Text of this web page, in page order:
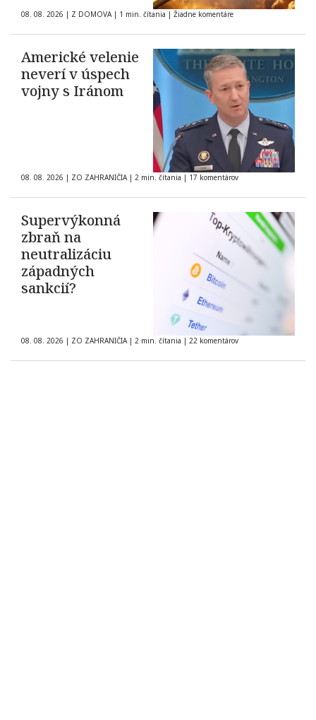
08. 08. 2026 | Z DOMOVA | 1 min. čítania | Žiadne komentáre
Americké velenie
neverí v úspech
vojny s Iránom
08. 08. 2026 | ZO ZAHRANIČIA | 2 min. čítania | 17 komentárov
Supervýkonná
zbraň na
neutralizáciu
západných
sankcií?
08. 08. 2026 | ZO ZAHRANIČIA | 2 min. čítania | 22 komentárov